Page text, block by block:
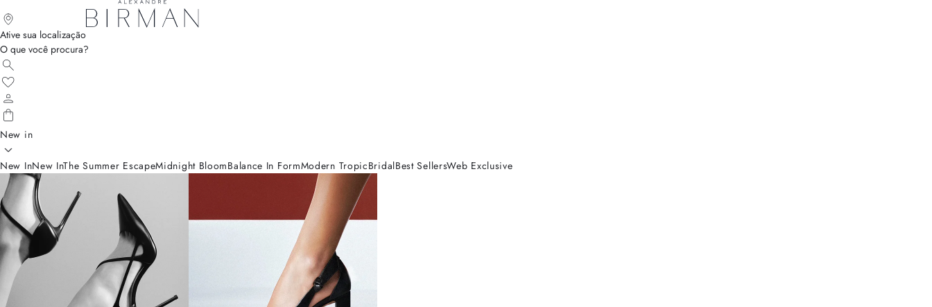
Ative sua localização
O que você procura?
New in
New InNew InThe Summer EscapeMidnight BloomBalance In FormModern TropicBridalBest SellersWeb Exclusive